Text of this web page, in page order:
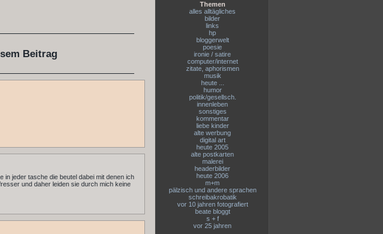
Beitrag
in jeder tasche die beutel dabei mit denen ich
und daher leiden sie durch mich keine
Themen
alles alltägliches
bilder
links
hp
bloggerwelt
poesie
ironie / satire
computer/internet
zitate, aphorismen
musik
heute ...
humor
politik/gesellsch.
innenleben
sonstiges
kommentar
liebe kinder
alte werbung
digital art
heute 2005
alte postkarten
malerei
headerbilder
heute 2006
m+m
pälzisch und andere sprachen
schreibakrobatik
vor 10 jahren fotografiert
beate bloggt
s + f
vor 25 jahren